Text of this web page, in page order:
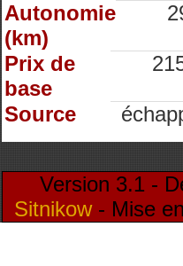
Autonomie
(km)
Prix de
base
Source
Version 3.1 -
Sitnikow- Mise